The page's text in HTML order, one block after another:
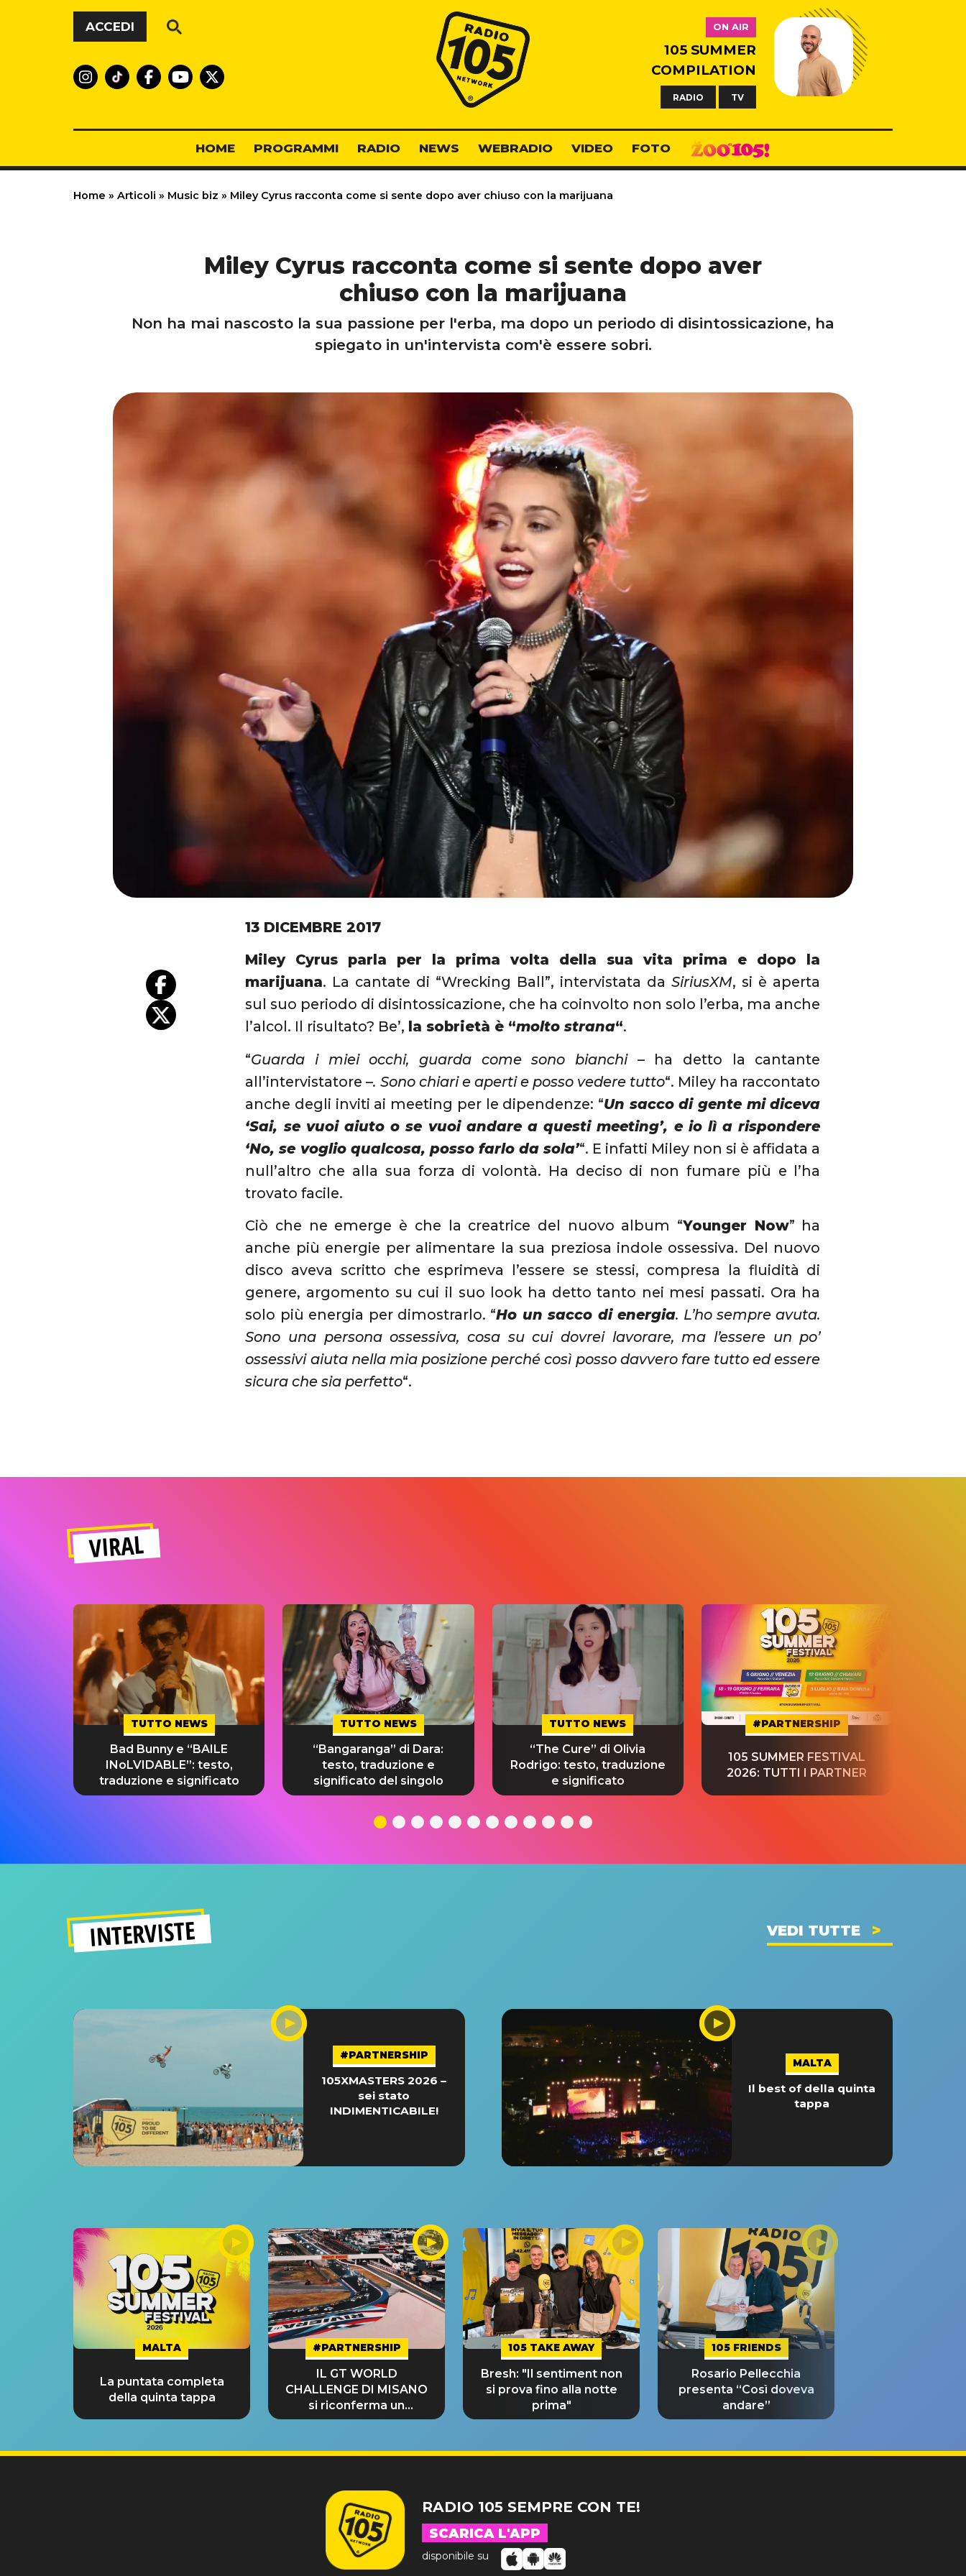
Vai al contenuto
ACCEDI
Radio 105
ON AIR
105 SUMMER
COMPILATION
RADIO TV
HOME PROGRAMMI RADIO NEWS WEBRADIO VIDEO FOTO
Home » Articoli » Music biz » Miley Cyrus racconta come si sente dopo aver chiuso con la marijuana
Miley Cyrus racconta come si sente dopo aver
chiuso con la marijuana
Non ha mai nascosto la sua passione per l'erba, ma dopo un periodo di disintossicazione, ha
spiegato in un'intervista com'è essere sobri.
13 DICEMBRE 2017
Miley Cyrus parla per la prima volta della sua vita prima e dopo la
marijuana. La cantate di “Wrecking Ball”, intervistata daSiriusXM, si è aperta
sul suo periodo di disintossicazione, che ha coinvolto non solo l’erba, ma anche
l’alcol. Il risultato? Be’, la sobrietà è “molto strana“.
“Guarda i miei occhi, guarda come sono bianchi– ha detto la cantante
all’intervistatore –. Sono chiari e aperti e posso vedere tutto“. Miley ha raccontato
anche degli inviti ai meeting per le dipendenze: “Un sacco di gente mi diceva
‘Sai, se vuoi aiuto o se vuoi andare a questi meeting’, e io lì a rispondere
‘No, se voglio qualcosa, posso farlo da sola’“. E infatti Miley non si è affidata a
null’altro che alla sua forza di volontà. Ha deciso di non fumare più e l’ha
trovato facile.
Ciò che ne emerge è che la creatrice del nuovo album “Younger Now” ha
anche più energie per alimentare la sua preziosa indole ossessiva. Del nuovo
disco aveva scritto che esprimeva l’essere se stessi, compresa la fluidità di
genere, argomento su cui il suo look ha detto tanto nei mesi passati. Ora ha
solo più energia per dimostrarlo. “Ho un sacco di energia. L’ho sempre avuta.
Sono una persona ossessiva, cosa su cui dovrei lavorare, ma l’essere un po’
ossessivi aiuta nella mia posizione perché così posso davvero fare tutto ed essere
sicura che sia perfetto“.
VIRAL
TUTTO NEWS
Bad Bunny e “BAILE
INoLVIDABLE”: testo,
traduzione e significato
TUTTO NEWS
“Bangaranga” di Dara:
testo, traduzione e
significato del singolo
TUTTO NEWS
“The Cure” di Olivia
Rodrigo: testo, traduzione
e significato
#PARTNERSHIP
105 SUMMER FESTIVAL
2026: TUTTI I PARTNER
INTERVISTE VEDI TUTTE
#PARTNERSHIP
105XMASTERS 2026 –
sei stato
INDIMENTICABILE!
MALTA
Il best of della quinta
tappa
MALTA
La puntata completa
della quinta tappa
#PARTNERSHIP
IL GT WORLD
CHALLENGE DI MISANO
si riconferma un
GRANDE SUCCESSO!
105 TAKE AWAY
Bresh: "Il sentiment non
si prova fino alla notte
prima"
105 FRIENDS
Rosario Pellecchia
presenta “Così doveva
andare”
RADIO 105 SEMPRE CON TE!
SCARICA L'APP
disponibile su